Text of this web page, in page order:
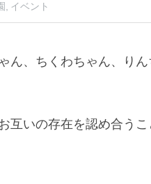
, イベント
ん、ちくわちゃん、り
互いの存在を認め合う